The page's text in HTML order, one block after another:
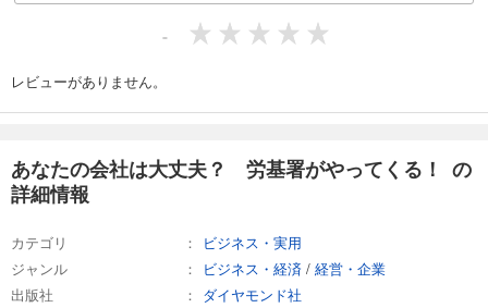
-
レビューがありません。
あなたの会社は大丈夫？ 労基署がやってくる！ の
詳細情報
カテゴリ
ビジネス・実用
ジャンル
ビジネス・経済 / 経営・企業
出版社
ダイヤモンド社